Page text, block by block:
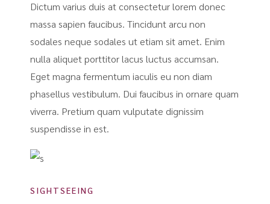
Dictum varius duis at consectetur lorem donec
massa sapien faucibus. Tincidunt arcu non
sodales neque sodales ut etiam sit amet. Enim
nulla aliquet porttitor lacus luctus accumsan.
Eget magna fermentum iaculis eu non diam
phasellus vestibulum. Dui faucibus in ornare quam
viverra. Pretium quam vulputate dignissim
suspendisse in est.
SIGHTSEEING